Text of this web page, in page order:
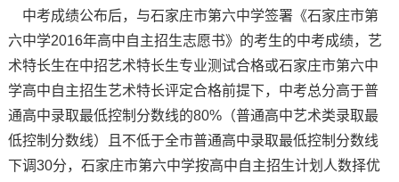
中考成绩公布后，与石家庄市第六中学签署《石家庄市第
六中学2016年高中自主招生志愿书》的考生的中考成绩，艺
术特长生在中招艺术特长生专业测试合格或石家庄市第六中
学高中自主招生艺术特长评定合格前提下，中考总分高于普
通高中录取最低控制分数线的80%（普通高中艺术类录取最
低控制分数线）且不低于全市普通高中录取最低控制分数线
下调30分，石家庄市第六中学按高中自主招生计划人数择优